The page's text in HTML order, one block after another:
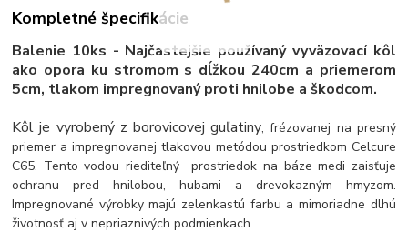
Kompletné špecifikácie
Balenie 10ks - Najčastejšie používaný vyväzovací kôl
ako opora ku stromom s dĺžkou 240cm a priemerom
5cm, tlakom impregnovaný proti hnilobe a škodcom.
Kôl je vyrobený z borovicovej guľatiny, frézovanej na presný
priemer a impregnovanej tlakovou metódou prostriedkom Celcure
C65. Tento vodou riediteľný prostriedok na báze medi zaisťuje
ochranu pred hnilobou, hubami a drevokazným hmyzom.
Impregnované výrobky majú zelenkastú farbu a mimoriadne dlhú
životnosť aj v nepriaznivých podmienkach.